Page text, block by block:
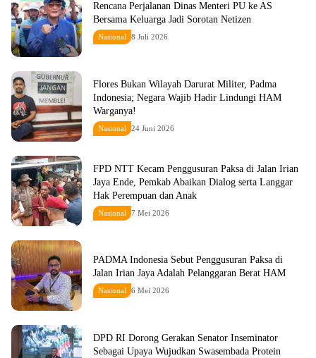
Rencana Perjalanan Dinas Menteri PU ke AS
Bersama Keluarga Jadi Sorotan Netizen
Nasional 8 Juli 2026
Flores Bukan Wilayah Darurat Militer, Padma
Indonesia; Negara Wajib Hadir Lindungi HAM
Warganya!
Nasional 24 Juni 2026
FPD NTT Kecam Penggusuran Paksa di Jalan Irian
Jaya Ende, Pemkab Abaikan Dialog serta Langgar
Hak Perempuan dan Anak
Nasional 7 Mei 2026
PADMA Indonesia Sebut Penggusuran Paksa di
Jalan Irian Jaya Adalah Pelanggaran Berat HAM
Nasional 6 Mei 2026
DPD RI Dorong Gerakan Senator Inseminator
Sebagai Upaya Wujudkan Swasembada Protein